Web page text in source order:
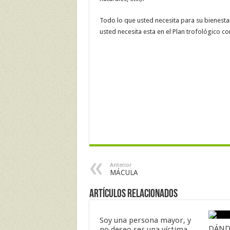
Todo lo que usted necesita para su
usted necesita esta en el Plan trofológico
Anterior
MÁCULA
Artículos Relacionados
Soy una persona mayor, y